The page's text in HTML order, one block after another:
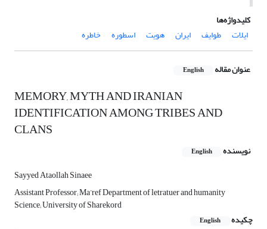
کلیدواژه‌ها
ایلات
طوایف ایران هویت اسطوره خاطره
عنوان مقاله English
MEMORY, MYTH AND IRANIAN
IDENTIFICATION AMONG TRIBES AND
CLANS
نویسنده English
Sayyed Ataollah Sinaee
Assistant Professor; Ma’ref Department of letratuer and humanity
Science; University of Sharekord
چکیده
English